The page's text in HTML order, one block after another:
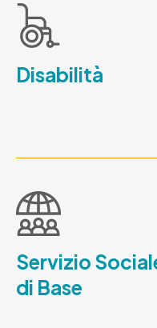
Disabilità
Servizio
di Base